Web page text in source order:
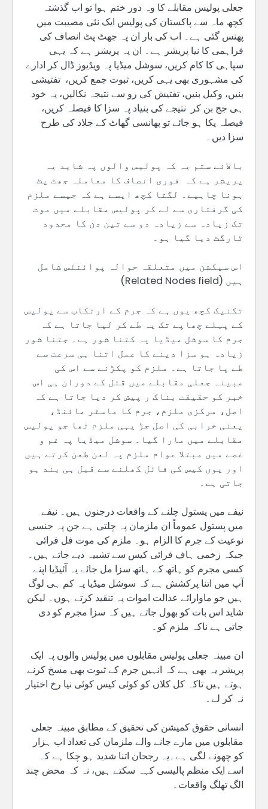
جعلی پولیس مقابلے کا وہ دور ختم ہوا تو اب گذشتہ
کچھ ماہ سے پاکستان کی پولیس ایک نئی مصیبت میں
پھنس گئی ہے۔ اب کی بار ان پہ جھٹ پٹ انصاف کی
فراہمی کا نیا پریشر ہے۔ ان پہ پریشر ہے کہ یہی
سپاہی کا کام کریں، سوشل میڈیا پہ ویڈیوز ڈال کر ادارے
کی مشہوری بھی یہی کریں، ثبوت جمع کریں، تفتیشی
بنیں، وکیل بنیں، تفتیش کی رو سے نتیجہ نکالیں، یہ خود
ہی جج بن کر نتیجے کی بنیاد پہ سزا کا فیصلہ کریں،
فیصلہ پکا ہو جائے تو پھانسی گھاٹ کے جلاد کی طرح
سزا دیں۔
بالائے ستم یہ کہ پولیس والوں پہ شاید یہ
پریشر ہے کہ فوری انصاف کا معاملہ جھٹ پٹ
ہونا چاہیے۔ لگتا کچھ ایسے ہے کہ جیسے ملزم
کی گرفتاری سے لے کر پولیس مقابلے میں موت
تک زیادہ سے زیادہ دو سے تین دن کا محدود
ٹارگٹ دیا گیا ہو۔
اس سیکشن میں متعلقہ حوالہ پوائنٹس شامل
ہیں (Related Nodes field)
تکنیک کچھ یوں ہے کہ جرم کے ارتکاب سے پولیس
کے پہلے چھاپے تک یہ طے کر لیا جاتا ہے کہ
جرم کا سوشل میڈیا پہ کتنا شور ہے۔ جتنا شور
زیادہ ہو سزا دینے کا عمل اتنا ہی سرعت سے
طے پا جاتا ہے۔ ملزم کو پکڑنے سے اس کی
مبینہ جعلی مقابلے میں قتل کے دوران ہی اس
خبر کو حقیقت بناک ر پیش کر دیا جاتا ہے کہ
اصل، مرکزی ملزم، جرم کا ماسٹر مائنڈ،
یعنی خرابی کی اصل جڑ یہی ملزم تھا جو پولیس
مقابلے میں مارا گیا۔ سوشل میڈیا پہ غم و
غصے میں مبتلا عوام ملزم پہ لعن طعن کرتے ہیں
اور یوں کیس کی فائل کھلنے سے قبل ہی بند ہو
جاتی ہے۔
نیفے میں پستول چلنے کے واقعات درجنوں ہیں۔ نیفے
میں پستول عموماً ان ملزمان پہ چلتی ہے جن پہ جنسی
نوعیت کے جرم کا الزام ہو۔ ملزم کی موت فل فرائی
جبکہ زخمی ہاف فرائی کیس سے تشبیہ دیے جاتے ہیں۔
کسی مجرم کو ہاتھ کے ہاتھ سزا مل جائے یہ آئیڈیا اپنے
آپ میں اتنا پرکشش ہے کہ سوشل میڈیا پہ کم ہی لوگ
ہیں جو ماوارائے عدالت اموات پہ تنقید کرتے ہوں۔ لیکن
شاید اس بات کو بھول جاتے ہیں کہ سزا مجرم کو دی
جاتی ہے ناکہ ملزم کو۔
ان مبینہ جعلی پولیس مقابلوں میں پولیس والوں پہ ایک
پریشر یہ بھی ہے کہ انہیں جرم کے ثبوت بھی مسخ کرنے
ہوتے ہیں تاکہ کل کلاں کو کوئی کیس کوئی نیا رخ اختیار
نہ کر لے۔
انسانی حقوق کمیشن کی تحقیق کے مطابق مبینہ جعلی
مقابلوں میں مارے جانے والے ملزمان کی تعداد اب ہزار
کو چھونے لگی ہے۔یہ رجحان اتنا شدید ہو چکا ہے کہ
اسے ایک منظم پالیسی کہہ سکتے ہیں، نہ کہ محض چند
الگ تھلگ واقعات۔